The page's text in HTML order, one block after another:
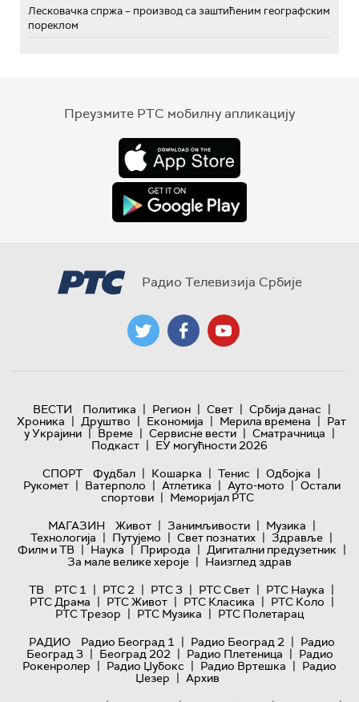
Лесковачка спржа – производ са заштићеним географским
пореклом
Преузмите РТС мобилну апликацију
Радио Телевизија Србије
ВЕСТИ Политика | Регион | Свет | Србија данас |
Хроника | Друштво | Економија | Мерила времена | Рат
у Украјини | Време | Сервисне вести | Сматрачница |
Подкаст | ЕУ могућности 2026
СПОРТ
Фудбал | Кошарка | Тенис | Одбојка |
Рукомет | Ватерполо | Атлетика | Ауто-мото | Остали
спортови | Меморијал РТС
МАГАЗИН
Живот | Занимљивости | Музика |
Технологијa | Путујемо | Свет познатих | Здравље |
Филм и ТВ | Наука | Природа | Дигитални предузетник |
За мале велике хероје | Наизглед здрав
ТВ
РТС 1 | РТС 2 | РТС 3 | РТС Свет | РТС Наука |
РТС Драма | РТС Живот | РТС Класика | РТС Коло |
РТС Трезор | РТС Музика | РТС Полетарац
РАДИО
Радио Београд 1 | Радио Београд 2 | Радио
Београд 3 | Београд 202 | Радио Плетеница | Радио
Рокенролер | Радио Џубокс | Радио Вртешка | Радио
Џезер | Архив